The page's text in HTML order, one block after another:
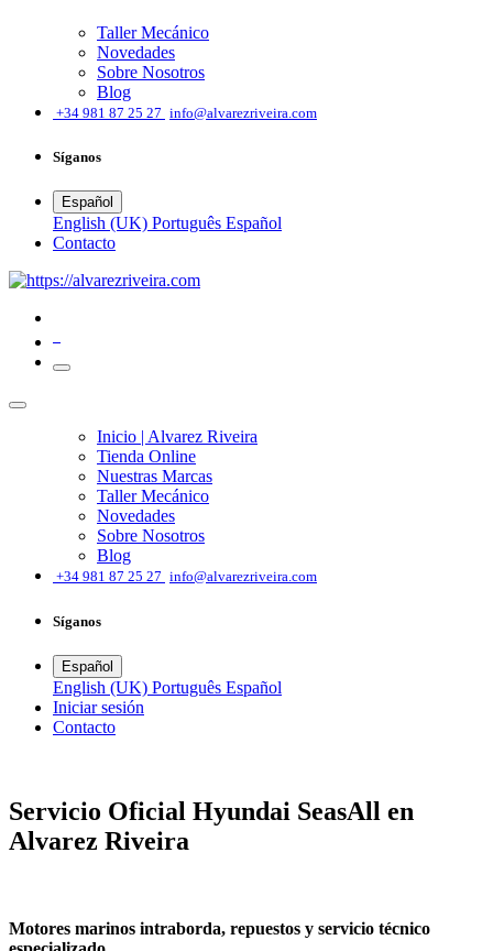
Taller Mecánico
Novedades
Sobre Nosotros
Blog
+34 981 87 25 27 info@alvarezriveira.com
Síganos
Español
English (UK) Português Español
​Contacto
Inicio | Alvarez Riveira
Tienda Online
Nuestras Marcas
Taller Mecánico
Novedades
Sobre Nosotros
Blog
+34 981 87 25 27 info@alvarezriveira.com
Síganos
Español
English (UK) Português Español
Iniciar sesión
​Contacto
Servicio Oficial Hyundai SeasAll en
Alvarez Riveira
Motores marinos intraborda, repuestos y servicio técnico